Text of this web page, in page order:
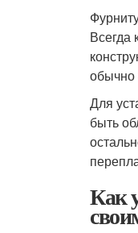
Всегда
обычно
Для
быть
Как